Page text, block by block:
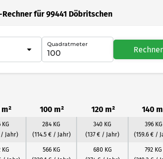
für 99441 Döbritschen
Quadratmeter
100 m² 120 m² 140
KG
/ Jahr)
284 KG
(114.5 € / Jahr)
340 KG
(137 € / Jahr)
396 KG
(159.6 € /
KG
566 KG
680 KG
792 KG